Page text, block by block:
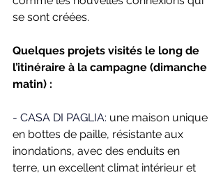
se sont créées.
Quelques projets visités le long de
l’itinéraire à la campagne (dimanche
matin) :
- CASA DI PAGLIA: une maison unique
en bottes de paille, résistante aux
inondations, avec des enduits en
terre, un excellent climat intérieur et